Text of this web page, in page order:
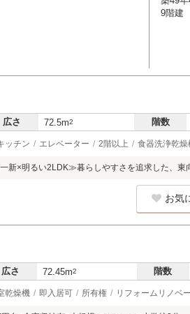
9階建
広さ 72.5m2 階数
ッチン エレベーター 2階以上 食器洗浄乾燥
新×明るい2LDK≫暮らしやすさを追求した、東
お気
広さ 72.45m2 階数
乾燥機 即入居可 所有権 リフォームリノベ